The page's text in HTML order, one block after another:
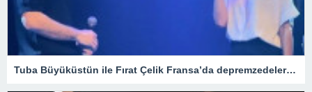
Tuba Büyüküstün ile Fırat Çelik Fransa’da depremzedeler için yardım gecesi düzenledi